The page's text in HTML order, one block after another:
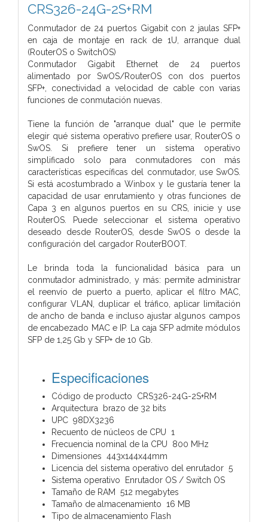
CRS326-24G-2S+RM
Conmutador de 24 puertos Gigabit con 2 jaulas SFP+
en caja de montaje en rack de 1U, arranque dual
(RouterOS o SwitchOS)
Conmutador Gigabit Ethernet de 24 puertos
alimentado por SwOS/RouterOS con dos puertos
SFP+, conectividad a velocidad de cable con varias
funciones de conmutación nuevas.
Tiene la función de "arranque dual" que le permite
elegir qué sistema operativo prefiere usar, RouterOS o
SwOS. Si prefiere tener un sistema operativo
simplificado solo para conmutadores con más
características específicas del conmutador, use SwOS.
Si está acostumbrado a Winbox y le gustaría tener la
capacidad de usar enrutamiento y otras funciones de
Capa 3 en algunos puertos en su CRS, inicie y use
RouterOS. Puede seleccionar el sistema operativo
deseado desde RouterOS, desde SwOS o desde la
configuración del cargador RouterBOOT.
Le brinda toda la funcionalidad básica para un
conmutador administrado, y más: permite administrar
el reenvío de puerto a puerto, aplicar el filtro MAC,
configurar VLAN, duplicar el tráfico, aplicar limitación
de ancho de banda e incluso ajustar algunos campos
de encabezado MAC e IP. La caja SFP admite módulos
SFP de 1,25 Gb y SFP+ de 10 Gb.
Especificaciones
Código de producto CRS326-24G-2S+RM
Arquitectura brazo de 32 bits
UPC 98DX3236
Recuento de núcleos de CPU 1
Frecuencia nominal de la CPU 800 MHz
Dimensiones 443x144x44mm
Licencia del sistema operativo del enrutador 5
Sistema operativo Enrutador OS / Switch OS
Tamaño de RAM 512 megabytes
Tamaño de almacenamiento 16 MB
Tipo de almacenamiento Flash